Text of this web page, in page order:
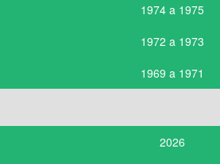
1974 a 1975
1972 a 1973
1969 a 1971
2026